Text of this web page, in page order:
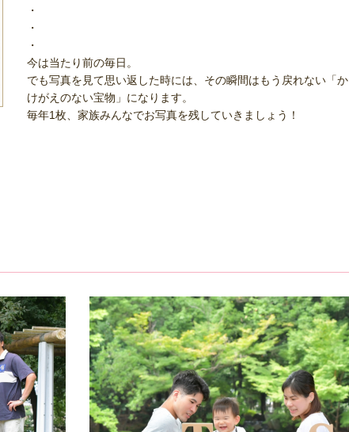
・
・
・
今は当たり前の毎日。
でも写真を見て思い返した時には、その瞬間はもう戻れない「か
けがえのない宝物」になります。
毎年1枚、家族みんなでお写真を残していきましょう！